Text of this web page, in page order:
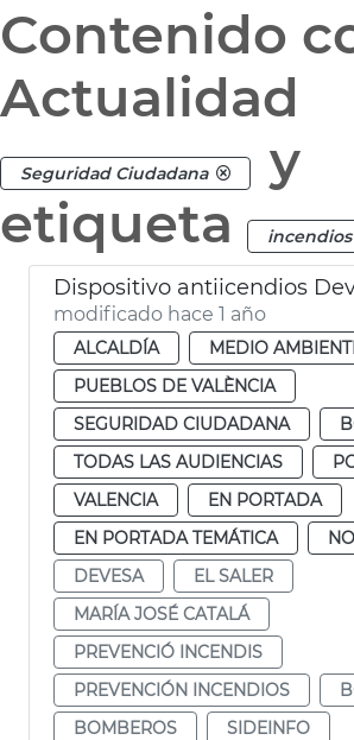
Contenido
Actualidad
Seguridad Ciudadana
y
etiqueta
modificado hace 1 año
ALCALDÍA
MEDIO
PUEBLOS DE VALÈNCIA
SEGURIDAD CIUDADANA
TODAS LAS AUDIENCIAS
VALENCIA
EN PORTADA
EN PORTADA TEMÁTICA
DEVESA
EL SALER
MARÍA JOSÉ CATALÁ
PREVENCIÓ INCENDIS
PREVENCIÓN INCENDIOS
BOMBEROS
SIDEINFO